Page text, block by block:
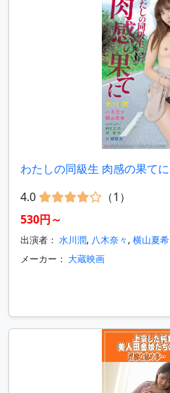
わたしの同級生 肉感の果てに
4.0
（1）
530円～
出演者： 水川潤, 八木奈々 , 横山夏希
メーカー： 大蔵映画